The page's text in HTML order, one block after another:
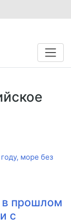
в прошлом
с